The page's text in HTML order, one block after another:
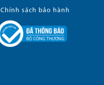
Chính sách bảo hành